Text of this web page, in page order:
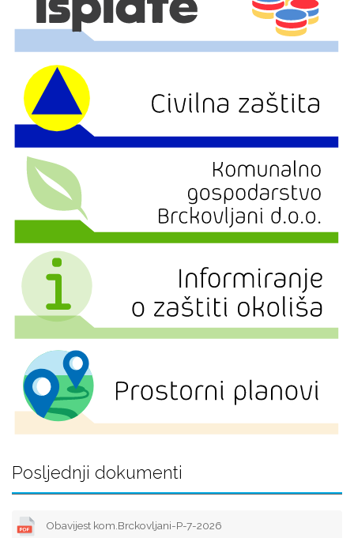
Posljednji dokumenti
Obavijest kom.Brckovljani-P-7-2026